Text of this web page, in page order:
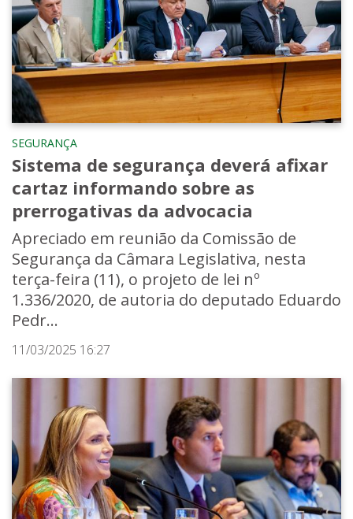
SEGURANÇA
Sistema de segurança deverá afixar
cartaz informando sobre as
prerrogativas da advocacia
Apreciado em reunião da Comissão de
Segurança da Câmara Legislativa, nesta
terça-feira (11), o projeto de lei nº
1.336/2020, de autoria do deputado Eduardo
Pedr...
11/03/2025 16:27